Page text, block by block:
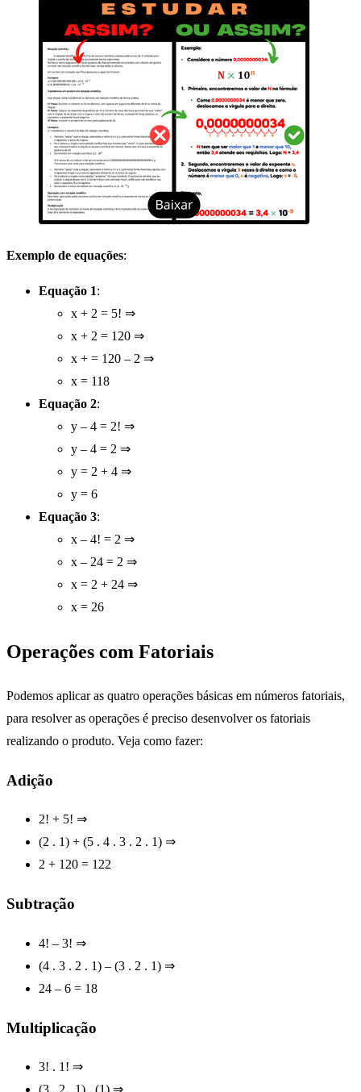
Exemplo de equações:
Equação 1:
x + 2 = 5! ⇒
x + 2 = 120 ⇒
x + = 120 – 2 ⇒
x = 118
Equação 2:
y – 4 = 2! ⇒
y – 4 = 2 ⇒
y = 2 + 4 ⇒
y = 6
Equação 3:
x – 4! = 2 ⇒
x – 24 = 2 ⇒
x = 2 + 24 ⇒
x = 26
Operações com Fatoriais
Podemos aplicar as quatro operações básicas em números fatoriais,
para resolver as operações é preciso desenvolver os fatoriais
realizando o produto. Veja como fazer:
Adição
2! + 5! ⇒
(2 . 1) + (5 . 4 . 3 . 2 . 1) ⇒
2 + 120 = 122
Subtração
4! – 3! ⇒
(4 . 3 . 2 . 1) – (3 . 2 . 1) ⇒
24 – 6 = 18
Multiplicação
3! . 1! ⇒